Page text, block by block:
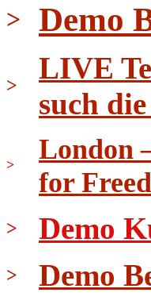
> Demo
>
LIVE
such
>
London
for
> Demo
> Demo